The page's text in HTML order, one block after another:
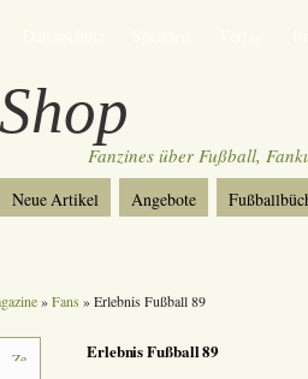
Fanzines über Fußball,
Neue Artikel Angebote
»Fans » Erlebnis Fußball 89
Erlebnis Fußball 89